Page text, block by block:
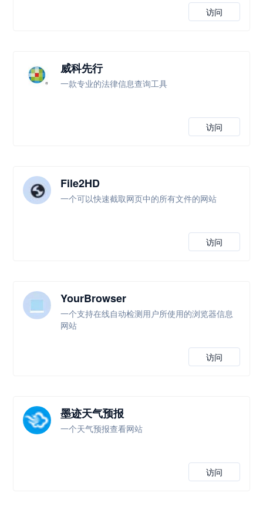
访问
威科先行
一款专业的法律信息查询工具
访问
File2HD
一个可以快速截取网页中的所有文件的网站
访问
YourBrowser
一个支持在线自动检测用户所使用的浏览器信息
网站
访问
墨迹天气预报
一个天气预报查看网站
访问